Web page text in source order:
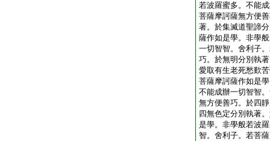
若波羅蜜多。不能
菩薩摩訶薩無方便
著。於集滅道聖諦
薩作如是學。非學
一切智智。舍利子
巧。於無明分別執
愛取有生老死愁歎
菩薩摩訶薩作如是
不能成辦一切智智
無方便善巧。於四
四無色定分別執著
是學。非學般若波
智。舍利子。若菩